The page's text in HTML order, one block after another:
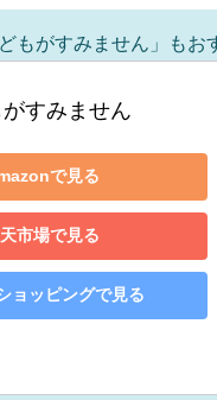
もがすみません」もお
すみません
で見る
市場で見る
ョッピングで見る